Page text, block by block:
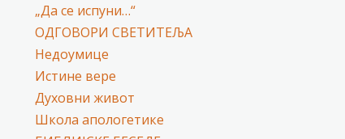
„Да се испуни…“
ОДГОВОРИ СВЕТИТЕЉА
Недоумице
Истине вере
Духовни живот
Школа апологетике